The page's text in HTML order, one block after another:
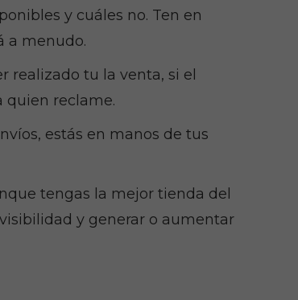
y cuáles no. Ten en
a menudo.
realizado tu la venta, si el
quien reclame.
estás en manos de tus
tengas la mejor tienda del
y generar o aumentar